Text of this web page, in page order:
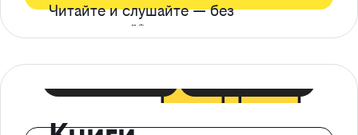
Читайте и слушайте — без
ограничений*